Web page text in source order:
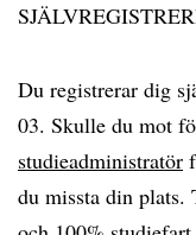
Du registrerar dig
03. Skulle du mot
studieadministratör
du missta din plats.